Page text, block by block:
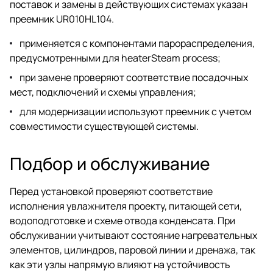
поставок и замены в действующих системах указан
преемник UR010HL104.
применяется с компонентами парораспределения,
предусмотренными для heaterSteam process;
при замене проверяют соответствие посадочных
мест, подключений и схемы управления;
для модернизации используют преемник с учетом
совместимости существующей системы.
Подбор и обслуживание
Перед установкой проверяют соответствие
исполнения увлажнителя проекту, питающей сети,
водоподготовке и схеме отвода конденсата. При
обслуживании учитывают состояние нагревательных
элементов, цилиндров, паровой линии и дренажа, так
как эти узлы напрямую влияют на устойчивость